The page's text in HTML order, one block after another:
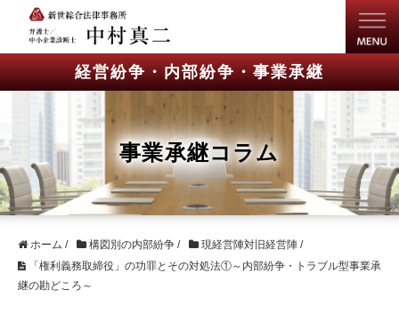
経営紛争・内部紛争・事業承継
事業承継コラム
ホーム / 構図別の内部紛争 / 現経営陣対旧経営陣 /
「権利義務取締役」の功罪とその対処法①～内部紛争・トラブル型事業承
継の勘どころ～